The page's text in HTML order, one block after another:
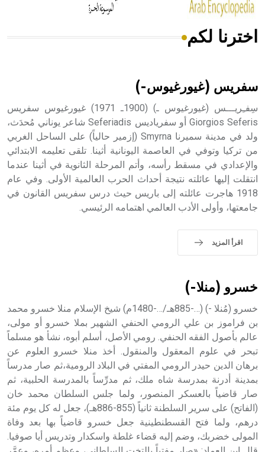
هل تعلم أن الأبسيد كلمة فرنسية اللفظ تم اعتمادها مصطلحاً
- هل تعلم أن أبجر Abgar اسم معروف جيداً يعود إلى عدد من
الملوك الذين حكموا مدينة إديسا (الرها) من أبجر الأول وحتى
التاسع، وهم ينتسبون إلى أسرة أوسروين
sign تكتب منفصلة غير متصلة، وتعتمد المبدأ الأكوروفوني،
اخترنا لكم
سفريس (غيورغيوس-)
سِفـِريـــس (غيورغيوس ـ) (1900ـ 1971) غيورغيوس سفريس
Giorgios Seferis أو سفرياديس Seferiadis شاعر يوناني مُحدَث،
ولد في مدينة سميرنا Smyrna (إزمير حالياً) على الساحل الغربي
من تركيا وتوفي في العاصمة اليونانية أثينا. تلقى تعليمه الابتدائي
والإعدادي في مسقط رأسه، وأتم المرحلة الثانوية في أثينا عندما
انتقلت إليها عائلته نتيجة أحداث الحرب العالمية الأولى. وفي عام
1918 هاجرت عائلته إلى باريس حيث درس سفريس القانون في
جامعتها، وأولى الأدب العالمي اهتمامه الرئيسي.
اقرأ المزيد
خسرو (منلا-)
خسرو (مُنلا -) (…-885هـ/…-1480م) شيخ الإسلام منلا خسرو محمد
بن فراموز بن علي الرومي الحنفي الشهير بملا خسرو أو مولى،
عالم بأصول الفقه الحنفي. رومي الأصل، أسلم أبوه، نشأ هو مسلماً
تبحر في علوم المعقول والمنقول. أخذ منلا خسرو العلوم عن
برهان الدين حيدر الرومي المفتي في البلاد الرومية،ثم صار مدرساً
بمدينة أدرنة بمدرسة شاه ملك، ثم مدرِّساً بالمدرسة الحلبية، ثم
صار قاضياً بالعسكر المنصور، ولما جلس السلطان محمد خان
(الفاتح) على سرير السلطنة ثانياً (855-886هـ)، جعل له كل يوم مئة
درهم، ولما فتح القسطنطينية جعل خسرو قاضياً بها بعد وفاة
المولى خضربك، وضم إليه قضاء غلطة واسكدار وتدريس أيا صوفيا.